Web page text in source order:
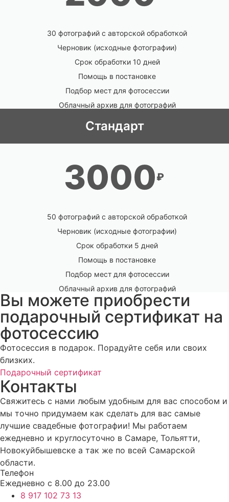
30 фотографий с авторской обработкой
Черновик (исходные фотографии)
Срок обработки 10 дней
Помощь в постановке
Подбор мест для фотосессии
Облачный архив для фотографий
Стандарт
3000₽
50 фотографий с авторской обработкой
Черновик (исходные фотографии)
Срок обработки 5 дней
Помощь в постановке
Подбор мест для фотосессии
Облачный архив для фотографий
Вы можете приобрести
подарочный сертификат на
фотосессию
Фотосессия в подарок. Порадуйте себя или своих
близких.
Подарочный сертификат
Контакты
Свяжитесь с нами любым удобным для вас способом и
мы точно придумаем как сделать для вас самые
лучшие свадебные фотографии! Мы работаем
ежедневно и круглосуточно в Самаре, Тольятти,
Новокуйбышевске а так же по всей Самарской
области.
Телефон
Ежедневно с 8.00 до 23.00
8 917 102 73 13